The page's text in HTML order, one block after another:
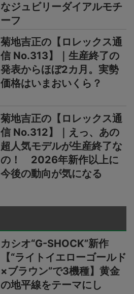
なジュビリーダイアルモチ
ーフ
菊地吉正の【ロレックス通
信 No.313】｜生産終了の
発表からほぼ2カ月。実勢
価格はいまおいくら？
菊地吉正の【ロレックス通
信 No.312】｜えっ、あの
超人気モデルが生産終了な
の！ 2026年新作以上に
今後の動向が気になる
カシオ“G-SHOCK”新作
【“ライトイエローゴールド
×ブラウン”で3機種】黄金
の地平線をテーマにし